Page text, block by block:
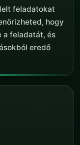
feladatokat
hogy
a feladatát, és
eredő